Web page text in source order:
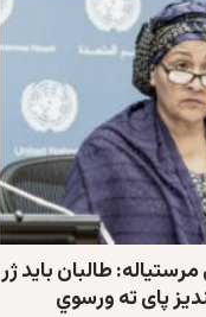
طالبان باید ژر
پای ته ورسوي